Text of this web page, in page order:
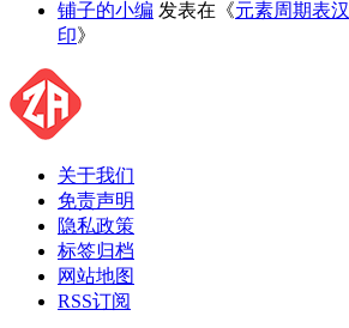
铺子的小编 发表在《元素周期表
印》
关于我们
免责声明
隐私政策
标签归档
网站地图
RSS订阅